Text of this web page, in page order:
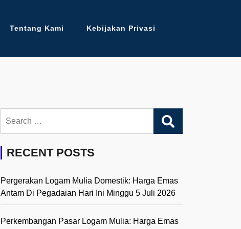
Tentang Kami Kebijakan Privasi
for:
RECENT POSTS
Pergerakan Logam Mulia Domestik: Harga Emas
Antam Di Pegadaian Hari Ini Minggu 5 Juli 2026
Perkembangan Pasar Logam Mulia: Harga Emas